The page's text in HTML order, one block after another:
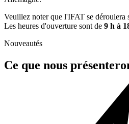
Veuillez noter que l'IFAT se déroulera
Les heures d'ouverture sont de 9 h à
Nouveautés
Ce que nous